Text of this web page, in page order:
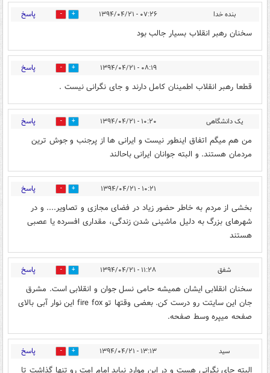
بنده خدا ۰۷:۲۶ - ۱۳۹۴/۰۴/۲۱ 0 پاسخ
سخنان رهبر انقلاب بسیار جالب بود
۰۸:۱۹ - ۱۳۹۴/۰۴/۲۱ 0 پاسخ
قطعا رهبر انقلاب اطمینان کامل دارند و جای نگرانی نیست .
یک دانشگاهی ۱۰:۲۰ - ۱۳۹۴/۰۴/۲۱ 0 پاسخ
من هم میگم اتفاق اینطور نیست و ایرانی ها از پرجنب و جوش ترین
مردمان هستند. و البته جوانان ایرانی باحالند
۱۰:۲۱ - ۱۳۹۴/۰۴/۲۱ 0 پاسخ
بخشی از مردم به خاطر حضور زیاد در فضای مجازی و تصاویر.... و در
شهرهای بزرگ به دلیل ماشینی شدن زندگی، مقداری افسرده یا عصبی
هستند
شفق ۱۱:۲۸ - ۱۳۹۴/۰۴/۲۱ 0 پاسخ
سخنان انقلابی ایشان همیشه حامی نسل جوان و انقلابی است. مشرق
جان این سایتت رو درست کن. بعضی وقتها تو fire fox این نوار آبی بالای
صفحه میپره وسط صفحه.
سید ۱۳:۱۳ - ۱۳۹۴/۰۴/۲۱ 0 پاسخ
البته جای نگرانی هست و در این موارد نباید امام امت رو تنها گذاشت تا